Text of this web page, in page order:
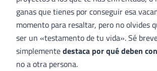
ganas que tienes por conseguir esa
momento para resaltar, pero no olvides
ser un «testamento de tu vida». Sé
simplementedestaca por qué deben
no a otra persona.